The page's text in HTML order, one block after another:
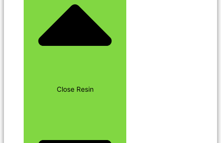
Close Resin